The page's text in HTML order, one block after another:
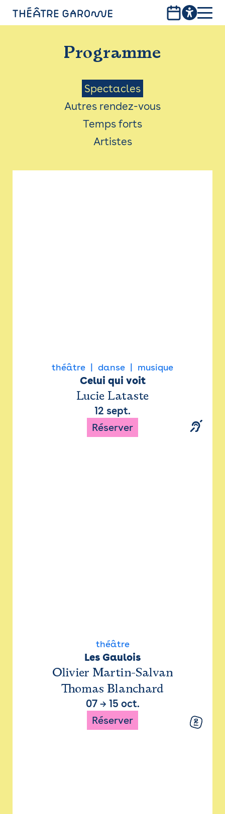
PROGRAMME
INFOS PRATIQUES
AVEC LES PUBLICS
ACCESSIBILITÉ
LES PRODUCTIONS
Programme
Menu
Saison
Spectacles
Autres rendez-vous
Temps forts
Artistes
théâtre danse musique
Celui qui voit
Lucie Lataste
12 sept.
Réserver
théâtre
Les Gaulois
Olivier Martin-Salvan
Thomas Blanchard
07→ 15 oct.
Réserver